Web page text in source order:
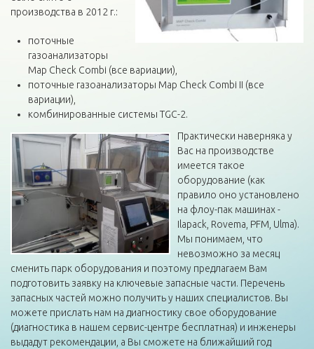
производства в 2012 г.:
поточные
газоанализаторы
Map Check Combi (все вариации),
поточные газоанализаторы Map Check Combi II (все
вариации),
комбинированные системы TGC-2.
Практически наверняка у
Вас на производстве
имеется такое
оборудование (как
правило оно установлено
на флоу-пак машинах -
Ilapack, Rovema, PFM, Ulma).
Мы понимаем, что
невозможно за месяц
сменить парк оборудования и поэтому предлагаем Вам
подготовить заявку на ключевые запасные части. Перечень
запасных частей можно получить у наших специалистов. Вы
можете прислать нам на диагностику свое оборудование
(диагностика в нашем сервис-центре бесплатная) и инженеры
выдадут рекомендации, а Вы сможете на ближайший год